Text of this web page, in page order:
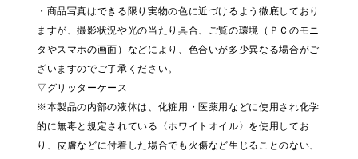
・商品写真はできる限り実物の色に近づけるよう徹底しており
ますが、撮影状況や光の当たり具合、ご覧の環境（ＰＣのモニ
タやスマホの画面）などにより、色合いが多少異なる場合がご
ざいますのでご了承ください。
▽グリッターケース
※本製品の内部の液体は、化粧用・医薬用などに使用され化学
的に無毒と規定されている〈ホワイトオイル〉を使用してお
り、皮膚などに付着した場合でも火傷など生じることのない、